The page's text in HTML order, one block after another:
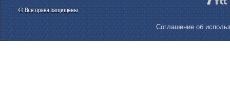
Соглашение об